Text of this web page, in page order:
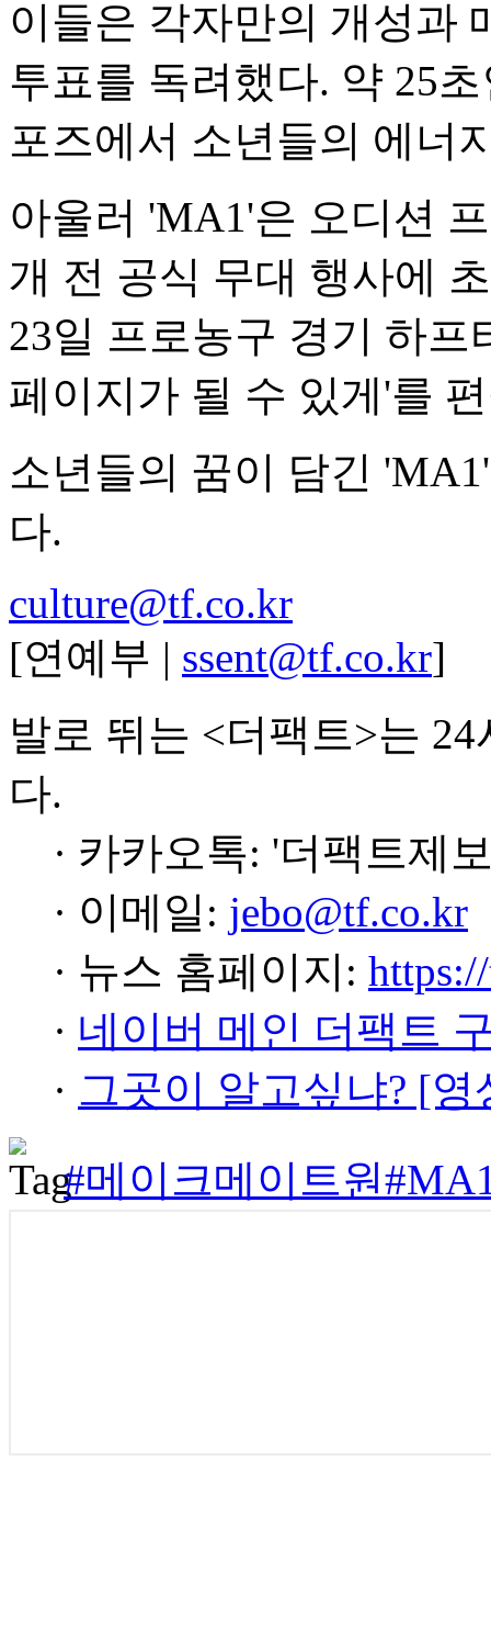
이들은 각자만의 개성과
투표를 독려했다. 약 25
포즈에서 소년들의 에너
아울러 'MA1'은 오디션
개 전 공식 무대 행사에
23일 프로농구 경기 하
페이지가 될 수 있게'를
소년들의 꿈이 담긴
다.
culture@tf.co.kr
[연예부 | ssent@tf.co.kr]
발로 뛰는 <더팩트>는
다.
· 카카오톡: '더팩트제
· 이메일: jebo@tf.co.kr
· 뉴스 홈페이지:
· 네이버 메인 더팩트
· 그곳이 알고싶냐? [
#메이크메이트원